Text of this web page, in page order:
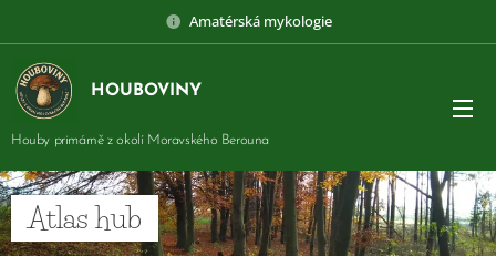
Amatérská mykologie
HOUBOVINY
Houby primárně z okolí Moravského Berouna
Atlas hub